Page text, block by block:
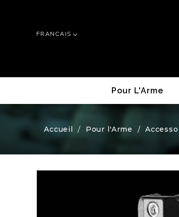
FRANCAIS
Pour L'Arme
Accueil Pour l'Arme